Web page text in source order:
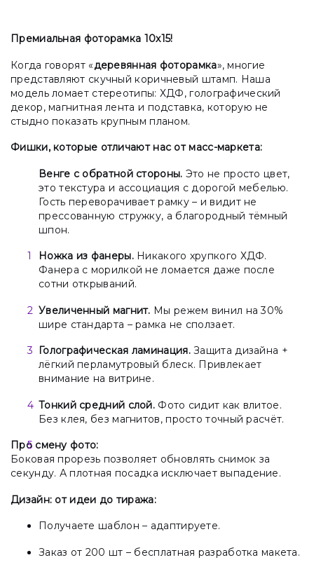
Премиальная фоторамка 10х15!
Когда говорят «деревянная фоторамка», многие
представляют скучный коричневый штамп. Наша
модель ломает стереотипы: ХДФ, голографический
декор, магнитная лента и подставка, которую не
стыдно показать крупным планом.
Фишки, которые отличают нас от масс-маркета:
Венге с обратной стороны. Это не просто цвет,
это текстура и ассоциация с дорогой мебелью.
Гость переворачивает рамку – и видит не
прессованную стружку, а благородный тёмный
шпон.
Ножка из фанеры.Никакого хрупкого ХДФ.
Фанера с морилкой не ломается даже после
сотни открываний.
Увеличенный магнит. Мы режем винил на 30%
шире стандарта – рамка не сползает.
Голографическая ламинация.Защита дизайна +
лёгкий перламутровый блеск. Привлекает
внимание на витрине.
Тонкий средний слой. Фото сидит как влитое.
Без клея, без магнитов, просто точный расчёт.
Про смену фото:
Боковая прорезь позволяет обновлять снимок за
секунду. А плотная посадка исключает выпадение.
Дизайн: от идеи до тиража:
Получаете шаблон – адаптируете.
Заказ от 200 шт – бесплатная разработка макета.